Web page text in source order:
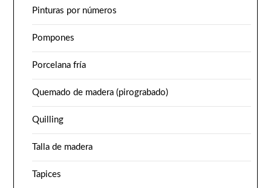
Pinturas por números
Pompones
Porcelana fría
Quemado de madera (pirograbado)
Quilling
Talla de madera
Tapices